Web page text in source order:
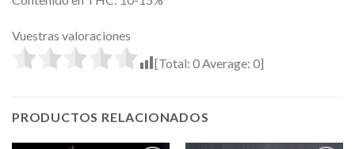
Vuestras valoraciones
[Total: 0Average: 0]
PRODUCTOS RELACIONADOS